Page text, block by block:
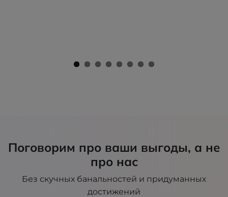
Поговорим про ваши выгоды, а не
про нас
Без скучных банальностей и придуманных
достижений